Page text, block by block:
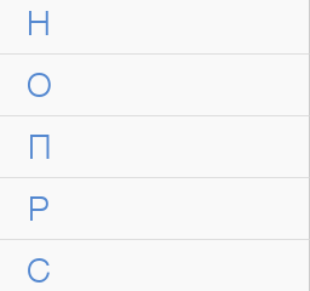
Н
О
П
Р
С